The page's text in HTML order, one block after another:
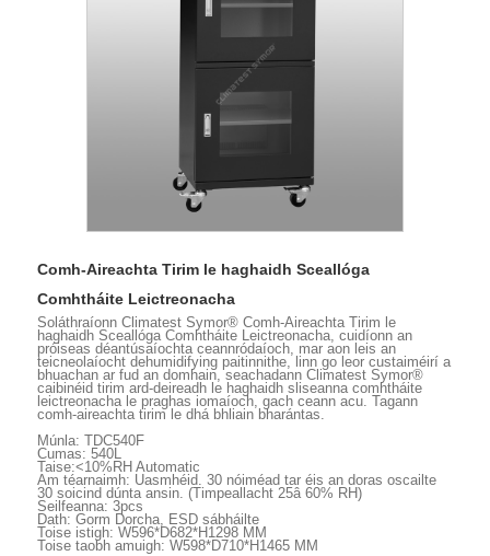
Comh-Aireachta Tirim le haghaidh Sceallóga
Comhtháite Leictreonacha
Soláthraíonn Climatest Symor® Comh-Aireachta Tirim le
haghaidh Sceallóga Comhtháite Leictreonacha, cuidíonn an
próiseas déantúsaíochta ceannródaíoch, mar aon leis an
teicneolaíocht dehumidifying paitinnithe, linn go leor custaiméirí a
bhuachan ar fud an domhain, seachadann Climatest Symor®
caibinéid tirim ard-deireadh le haghaidh sliseanna comhtháite
leictreonacha le praghas iomaíoch, gach ceann acu. Tagann
comh-aireachta tirim le dhá bhliain bharántas.
Múnla: TDC540F
Cumas: 540L
Taise:<10%RH Automatic
Am téarnaimh: Uasmhéid. 30 nóiméad tar éis an doras oscailte
30 soicind dúnta ansin. (Timpeallacht 25â 60% RH)
Seilfeanna: 3pcs
Dath: Gorm Dorcha, ESD sábháilte
Toise istigh: W596*D682*H1298 MM
Toise taobh amuigh: W598*D710*H1465 MM